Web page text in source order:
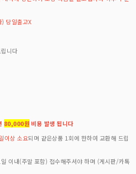
) 당일출고X
니다
80,000원 비용 발생 됩니다
이상 소요되며 같은상품 1회에 한하여 교환해 드립
이내(주말 포함) 접수해주셔야 하며 (게시판/카톡